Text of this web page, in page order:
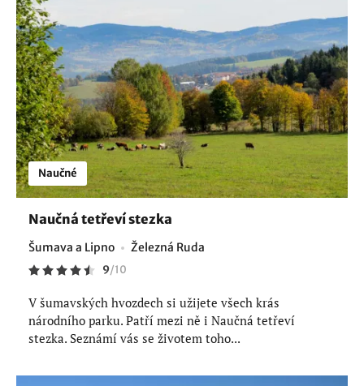
Naučné
Naučná tetřeví stezka
Šumava a Lipno Železná Ruda
9/10
V šumavských hvozdech si užijete všech krás
národního parku. Patří mezi ně i Naučná tetřeví
stezka. Seznámí vás se životem toho...